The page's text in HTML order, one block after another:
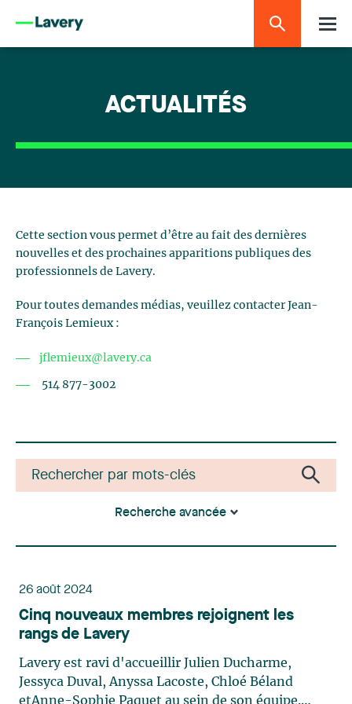
ACTUALITÉS
Cette section vous permet d’être au fait des dernières
nouvelles et des prochaines apparitions publiques des
professionnels de Lavery.
Pour toutes demandes médias, veuillez contacter Jean-
François Lemieux :
jflemieux@lavery.ca
514 877-3002
Recherche avancée
26 août 2024
Cinq nouveaux membres rejoignent les
rangs de Lavery
Lavery est ravi d'accueillir Julien Ducharme,
Jessyca Duval, Anyssa Lacoste, Chloé Béland
etAnne-Sophie Paquet au sein de son équipe.